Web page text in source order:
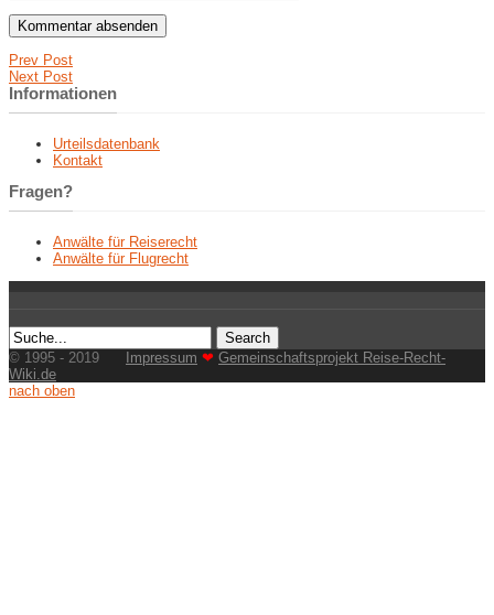
Prev Post
Next Post
Informationen
Urteilsdatenbank
Kontakt
Fragen?
Anwälte für Reiserecht
Anwälte für Flugrecht
© 1995 - 2019 Impressum ❤ Gemeinschaftsprojekt Reise-Recht-
Wiki.de
nach oben